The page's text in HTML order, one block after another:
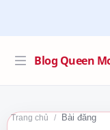
Blog Queen
Trang chủ Bài đăng